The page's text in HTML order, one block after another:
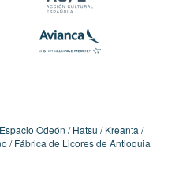
Espacio Odeón Hatsu
Kreanta
Fábrica de Licores de Antioquia